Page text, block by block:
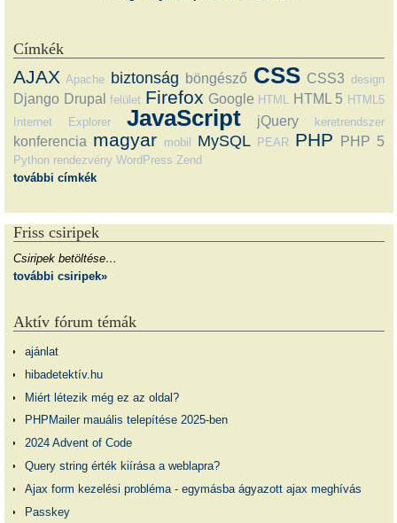
Címkék
AJAX Apache biztonság böngésző CSS CSS3 design
Django Drupal felület Firefox Google HTML HTML 5 HTML5
Internet Explorer
JavaScript jQuery keretrendszer
konferencia magyar mobil MySQL PEAR PHP PHP 5
Python rendezvény WordPress Zend
további címkék
Friss csiripek
Csiripek betöltése…
további csiripek»
Aktív fórum témák
ajánlat
hibadetektív.hu
Miért létezik még ez az oldal?
PHPMailer mauális telepítése 2025-ben
2024 Advent of Code
Query string érték kiírása a weblapra?
Ajax form kezelési probléma - egymásba ágyazott ajax meghívás
Passkey